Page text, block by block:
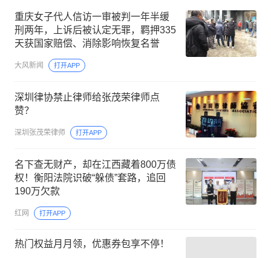
重庆女子代人信访一审被判一年半缓
刑两年，上诉后被认定无罪，羁押335
天获国家赔偿、消除影响恢复名誉
大风新闻 打开APP
深圳律协禁止律师给张茂荣律师点
赞？
深圳张茂荣律师 打开APP
名下查无财产，却在江西藏着800万债
权！衡阳法院识破“躲债”套路，追回
190万欠款
红网 打开APP
热门权益月月领，优惠券包享不停！